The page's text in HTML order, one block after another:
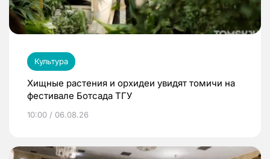
Культура
Хищные растения и орхидеи увидят томичи на
фестивале Ботсада ТГУ
10:00 / 06.08.26